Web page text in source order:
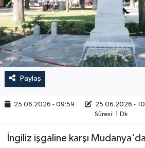
Paylaş
25.06.2026 - 09:59 25.06.2026 -
Süresi: 1 Dk
İngiliz işgaline karşı
RESMİ İLAN